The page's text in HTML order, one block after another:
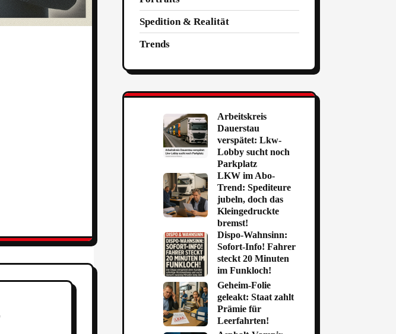
Spedition & Realität
Trends
Arbeitskreis
Dauerstau
verspätet: Lkw-
Lobby sucht noch
Parkplatz
LKW im Abo-
Trend: Spediteure
jubeln, doch das
Kleingedruckte
bremst!
Dispo-Wahnsinn:
Sofort-Info! Fahrer
steckt 20 Minuten
im Funkloch!
Geheim-Folie
geleakt: Staat zahlt
Prämie für
Leerfahrten!